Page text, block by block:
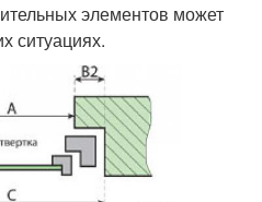
элементов может
ситуациях.